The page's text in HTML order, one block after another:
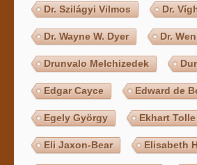
Dr. Szilágyi Vilmos Dr.
Dr. Wayne W. Dyer Dr.
Drunvalo Melchizedek
Edgar Cayce Edward de
Egely György Ekhart Tolle
Eli Jaxon-Bear Elisabeth